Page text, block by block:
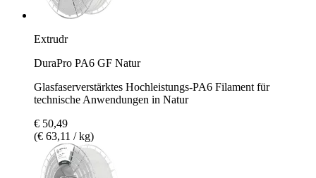
Extrudr
DuraPro PA6 GF Natur
Glasfaserverstärktes Hochleistungs-PA6 Filament für
technische Anwendungen in Natur
€ 50,49
(€ 63,11 / kg)